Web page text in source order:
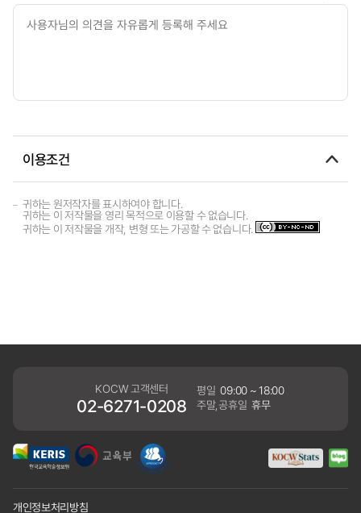
이용조건
귀하는 원저작자를 표시하여야 합니다.
귀하는 이 저작물을 영리 목적으로 이용할 수 없습니다.
귀하는 이 저작물을 개작, 변형 또는 가공할 수 없습니다.
KOCW 고객센터
02-6271-0208
평일 09:00 ~ 18:00
주말,공휴일 휴무
개인정보처리방침